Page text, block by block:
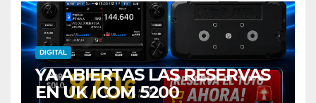
DIGITAL
YA ABIERTAS LAS RESERVAS
EN UK ICOM 5200